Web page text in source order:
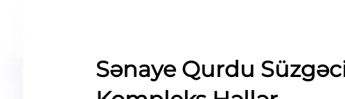
Sənaye Qurdu